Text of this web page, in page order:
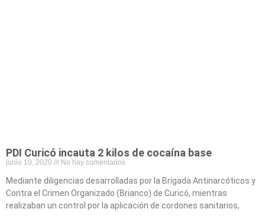
PDI Curicó incauta 2 kilos de cocaína base
junio 10, 2020 No hay comentarios
Mediante diligencias desarrolladas por la Brigada Antinarcóticos y
Contra el Crimen Organizado (Brianco) de Curicó, mientras
realizaban un control por la aplicación de cordones sanitarios,